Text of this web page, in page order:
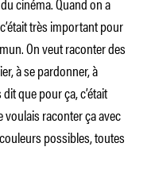
très important pour
On veut raconter des
à se pardonner, à
que pour ça, c’était
voulais raconter ça avec
possibles, toutes